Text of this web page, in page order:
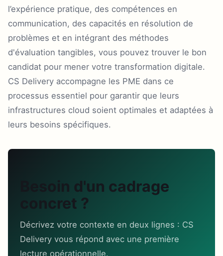
l’expérience pratique, des compétences en
communication, des capacités en résolution de
problèmes et en intégrant des méthodes
d'évaluation tangibles, vous pouvez trouver le bon
candidat pour mener votre transformation digitale.
CS Delivery accompagne les PME dans ce
processus essentiel pour garantir que leurs
infrastructures cloud soient optimales et adaptées à
leurs besoins spécifiques.
Besoin d'un cadrage
concret ?
Décrivez votre contexte en deux lignes : CS
Delivery vous répond avec une première
lecture opérationnelle.